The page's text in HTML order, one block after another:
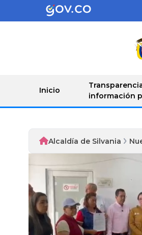
Inicio
información
Alcaldía de Silvania